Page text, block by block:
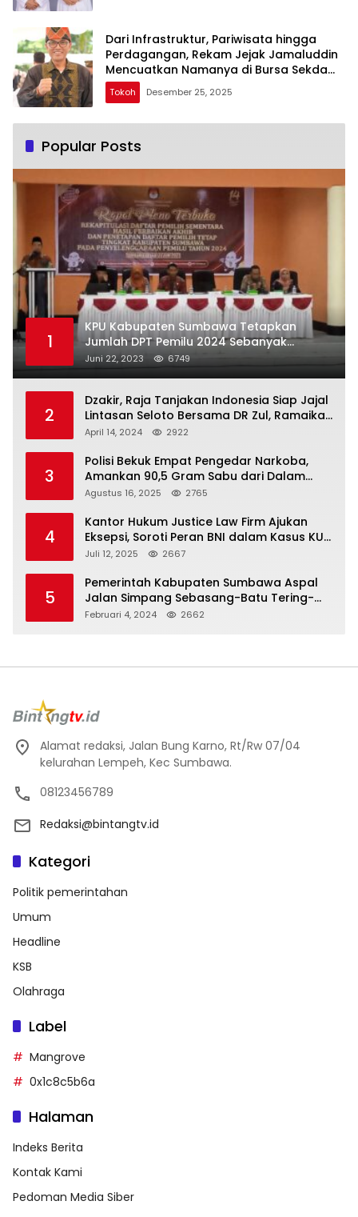
Dari Infrastruktur, Pariwisata hingga
Perdagangan, Rekam Jejak Jamaluddin
Mencuatkan Namanya di Bursa Sekda
NTB
Tokoh Desember 25, 2025
Popular Posts
1
KPU Kabupaten Sumbawa Tetapkan
Jumlah DPT Pemilu 2024 Sebanyak
367.987 Pemilih
Juni 22, 2023 6749
2
Dzakir, Raja Tanjakan Indonesia Siap Jajal
Lintasan Seloto Bersama DR Zul, Ramaikan
Trabas JAS #2 KSB
April 14, 2024 2922
3
Polisi Bekuk Empat Pengedar Narkoba,
Amankan 90,5 Gram Sabu dari Dalam
Mobil
Agustus 16, 2025 2765
4
Kantor Hukum Justice Law Firm Ajukan
Eksepsi, Soroti Peran BNI dalam Kasus KUR
Bawang Merah KCP Woha
Juli 12, 2025 2667
5
Pemerintah Kabupaten Sumbawa Aspal
Jalan Simpang Sebasang-Batu Tering-
Lito
Februari 4, 2024 2662
Alamat redaksi, Jalan Bung Karno, Rt/Rw 07/04
kelurahan Lempeh, Kec Sumbawa.
08123456789
Redaksi@bintangtv.id
Kategori
Politik pemerintahan
Umum
Headline
KSB
Olahraga
Label
Mangrove
0x1c8c5b6a
Halaman
Indeks Berita
Kontak Kami
Pedoman Media Siber